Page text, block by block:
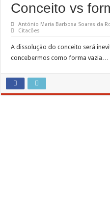
Conceito vs
António Maria Barbosa Soares da
Citacões
A dissolução do conceito será
concebermos como forma vazia…